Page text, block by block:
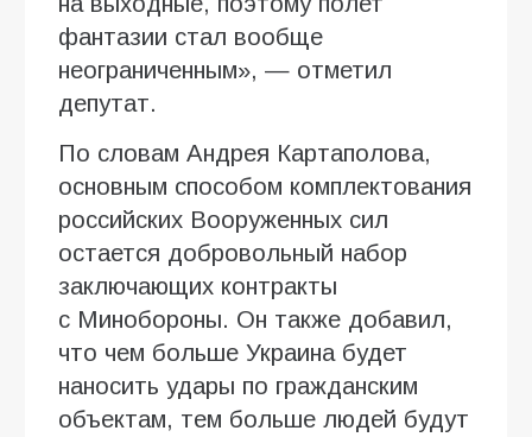
фантазии стал вообще
неограниченным», — отметил
депутат.
По словам Андрея Картаполова,
основным способом комплектования
российских Вооруженных сил
остается добровольный набор
заключающих контракты
с Минобороны. Он также добавил,
что чем больше Украина будет
наносить удары по гражданским
объектам, тем больше людей будут